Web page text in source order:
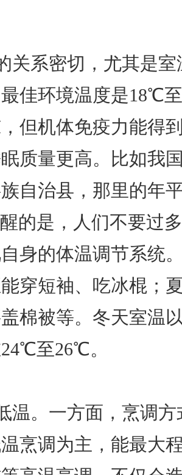
关系密切，尤其是室
佳环境温度是18℃
但机体免疫力能得
质量更高。比如我
自治县，那里的年
的是，人们不要过
身的体温调节系统
穿短袖、吃冰棍；
棉被等。冬天室温
至26℃。
温。一方面，烹调
烹调为主，能最大